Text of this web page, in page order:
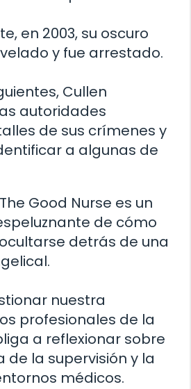
en 2003, su oscuro
y fue arrestado.
Cullen
autoridades
de sus crímenes y
a algunas de
Good Nurse es un
de cómo
detrás de una
nuestra
profesionales de la
a reflexionar sobre
de la supervisión y la
médicos.